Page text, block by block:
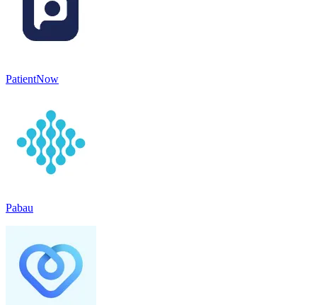
PatientNow
Pabau